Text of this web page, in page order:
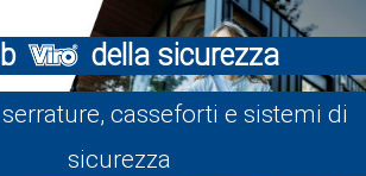
della sicurezza
casseforti e sistemi di
sicurezza